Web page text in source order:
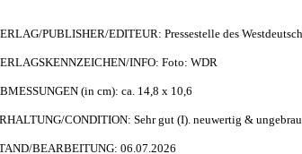
PUBLISHER/EDITEUR: Pressestelle des
INFO: Foto: WDR
(in cm): ca. 14,8 x 10,6
CONDITION: Sehr gut (I). neuwertig &
BEARBEITUNG: 06.07.2026